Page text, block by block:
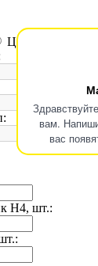
вам.
вас
Цветной
H4, шт.: